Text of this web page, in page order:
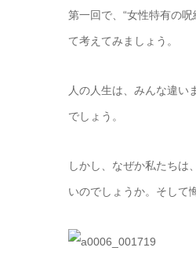
第一回で、“女性特有の
て考えてみましょう。
人の人生は、みんな違い
でしょう。
しかし、なぜか私たちは
いのでしょうか。そして